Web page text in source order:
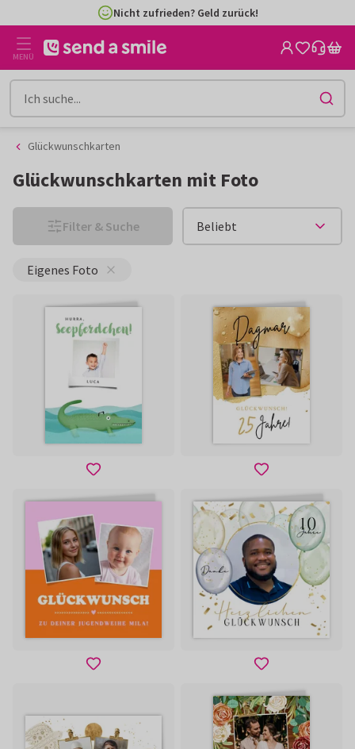
Inhalt
gehen
Filter
Nicht zufrieden? Geld zurück!
MENÜ
Glückwunschkarten
Glückwunschkarten mit Foto
Filter & Suche
Eigenes Foto